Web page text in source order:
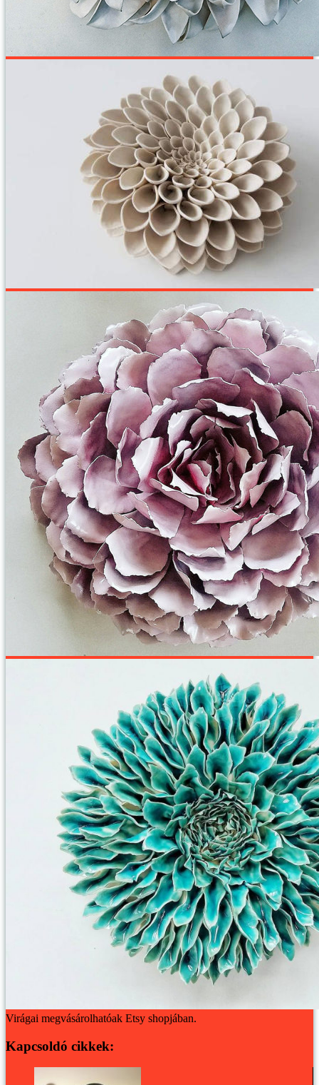
Virágai megvásárolhatóak Etsy shopjában.
Kapcsoldó cikkek: